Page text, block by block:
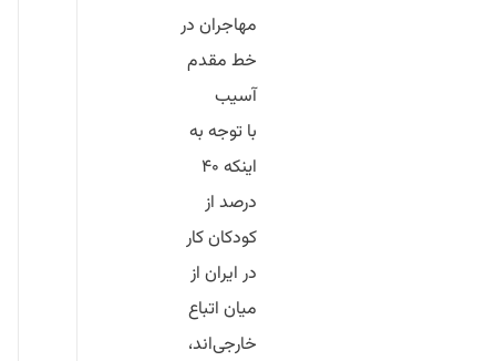
مهاجران در
خط مقدم
آسیب
با توجه به
اینکه ۴۰
درصد از
کودکان کار
در ایران از
میان اتباع
خارجی‌اند،